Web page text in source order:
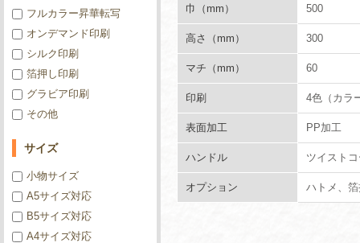
巾（mm） 500
高さ（mm） 300
マチ（mm） 60
印刷 4色（カラ
表面加工 PP加工
ハンドル ツイスト
オプション ハトメ、
フルカラー昇華転写
オンデマンド印刷
シルク印刷
箔押し印刷
グラビア印刷
その他
サイズ
小物サイズ
A5サイズ対応
B5サイズ対応
A4サイズ対応